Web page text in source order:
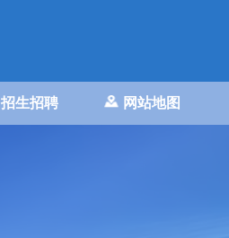
招生招聘 网站地图